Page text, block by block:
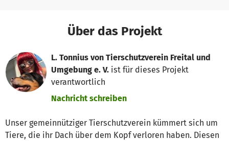
Über das Projekt
L. Tonnius von Tierschutzverein Freital und
Umgebung e. V. ist für dieses Projekt
verantwortlich
Nachricht schreiben
Unser gemeinnütziger Tierschutzverein kümmert sich um
Tiere, die ihr Dach über dem Kopf verloren haben. Diesen